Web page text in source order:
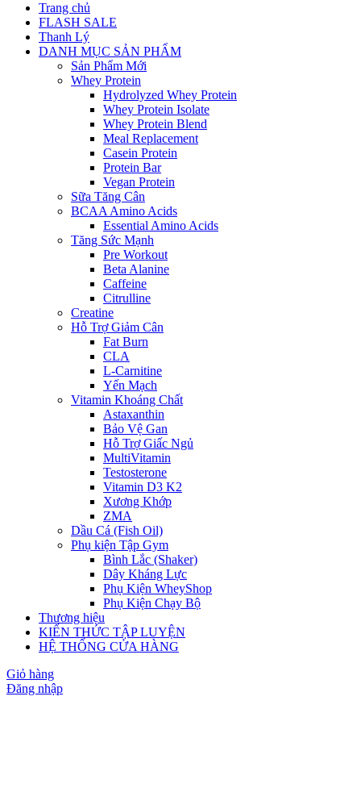
Trang chủ
FLASH SALE
Thanh Lý
DANH MỤC SẢN PHẨM
Sản Phẩm Mới
Whey Protein
Hydrolyzed Whey Protein
Whey Protein Isolate
Whey Protein Blend
Meal Replacement
Casein Protein
Protein Bar
Vegan Protein
Sữa Tăng Cân
BCAA Amino Acids
Essential Amino Acids
Tăng Sức Mạnh
Pre Workout
Beta Alanine
Caffeine
Citrulline
Creatine
Hỗ Trợ Giảm Cân
Fat Burn
CLA
L-Carnitine
Yến Mạch
Vitamin Khoáng Chất
Astaxanthin
Bảo Vệ Gan
Hỗ Trợ Giấc Ngủ
MultiVitamin
Testosterone
Vitamin D3 K2
Xương Khớp
ZMA
Dầu Cá (Fish Oil)
Phụ kiện Tập Gym
Bình Lắc (Shaker)
Dây Kháng Lực
Phụ Kiện WheyShop
Phụ Kiện Chạy Bộ
Thương hiệu
KIẾN THỨC TẬP LUYỆN
HỆ THỐNG CỬA HÀNG
Giỏ hàng
Đăng nhập